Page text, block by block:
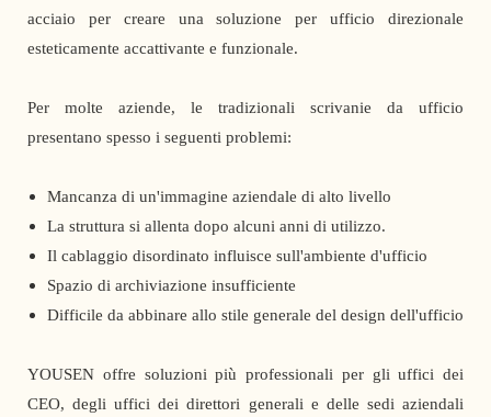
acciaio per creare una soluzione per ufficio direzionale
esteticamente accattivante e funzionale.
Per molte aziende, le tradizionali scrivanie da ufficio
presentano spesso i seguenti problemi:
Mancanza di un'immagine aziendale di alto livello
La struttura si allenta dopo alcuni anni di utilizzo.
Il cablaggio disordinato influisce sull'ambiente d'ufficio
Spazio di archiviazione insufficiente
Difficile da abbinare allo stile generale del design dell'ufficio
YOUSEN offre soluzioni più professionali per gli uffici dei
CEO, degli uffici dei direttori generali e delle sedi aziendali